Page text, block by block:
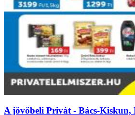
A jövőbeli Privát - Bács-Kiskun,